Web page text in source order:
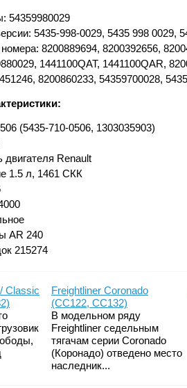
54359980029
5435-998-0029, 5435 998 0029,
8200889694, 8200392656,
1441100QAT, 1441100QAR,
8200860233, 54359700028,
(5435-710-0506, 1303035903)
двигателя Renault
1.5 л, 1461 СКК
AR 240
215274
Classic
Freightliner Coronado
(CC122, CC132)
В модельном ряду
Freightliner седельным
тягачам серии Coronado
(Коронадо) отведено место
наследник...